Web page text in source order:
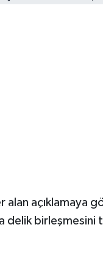
açıklamaya
delik